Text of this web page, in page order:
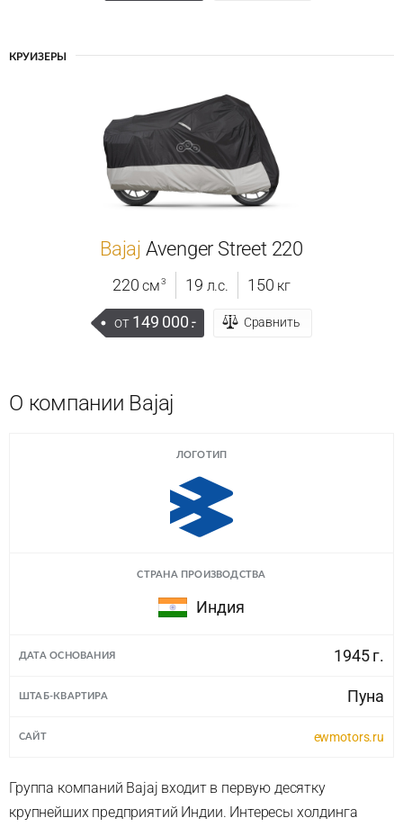
КРУИЗЕРЫ
Bajaj Avenger Street 220
220 см3 19 л.с. 150 кг
от 149 000.- Сравнить
О компании Bajaj
ЛОГОТИП
СТРАНА ПРОИЗВОДСТВА
Индия
ДАТА ОСНОВАНИЯ 1945 г.
ШТАБ-КВАРТИРА Пуна
САЙТ ewmotors.ru
Группа компаний Bajaj входит в первую десятку
крупнейших предприятий Индии. Интересы холдинга